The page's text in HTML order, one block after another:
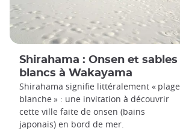
Shirahama : Onsen et sables
blancs à Wakayama
Shirahama signifie littéralement « plage
blanche » : une invitation à découvrir
cette ville faite de onsen (bains
japonais) en bord de mer.